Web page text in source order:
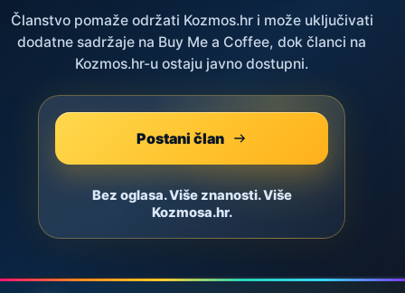
Članstvo pomaže održati Kozmos.hr i može uključivati
dodatne sadržaje na Buy Me a Coffee, dok članci na
Kozmos.hr-u ostaju javno dostupni.
Postani član
Bez oglasa. Više znanosti. Više
Kozmosa.hr.